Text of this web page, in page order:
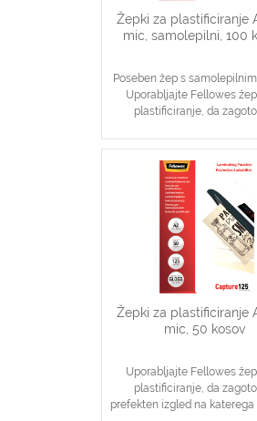
Žepki za plastificiranje
mic, samolepilni, 100
Poseben žep s
Uporabljajte Fellowes
plastificiranje, da
zanesete
Idealno za obvestila,
Zagotavljanje osnovne
dokumentov
Žepki za plastificiranje
mic, 50 kosov
Uporabljajte Fellowes
plastificiranje, da
prefekten izgled na katerega